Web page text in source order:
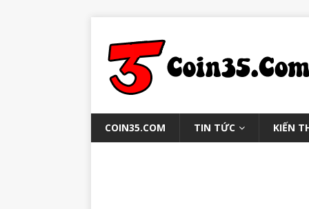
COIN35.COM TIN TỨC KIẾN